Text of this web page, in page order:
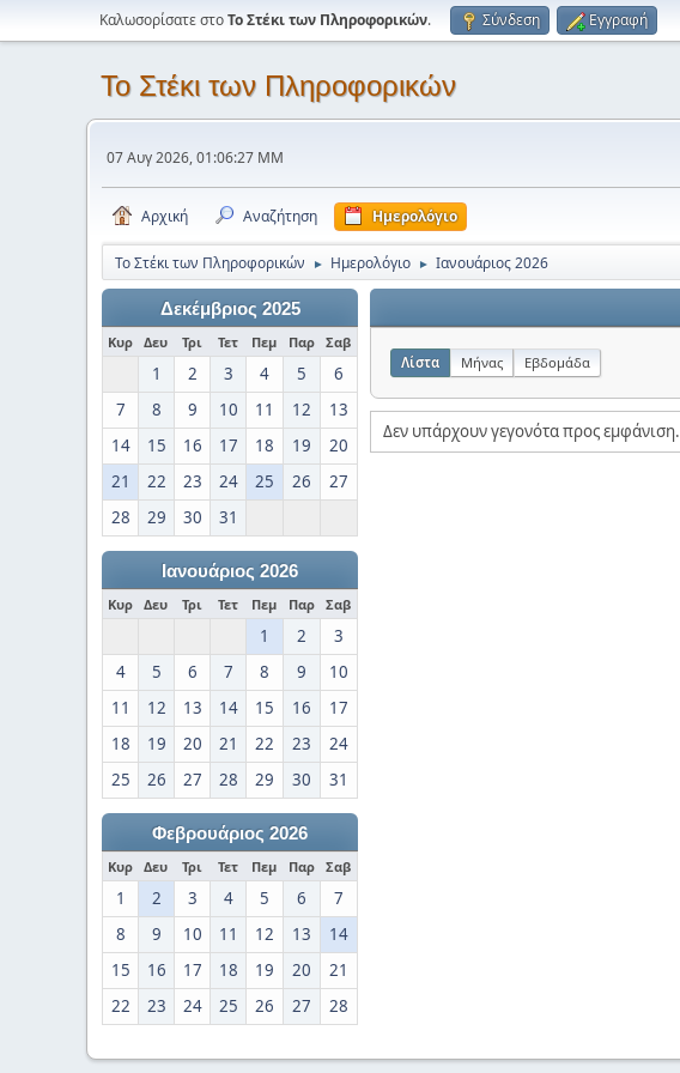
Καλωσορίσατε στοΤο Στέκι των Πληροφορικών. Σύνδεση Εγγραφή
Το Στέκι των Πληροφορικών
07 Αυγ 2026, 01:06:27 ΜΜ
Αρχική Αναζήτηση Ημερολόγιο
Το Στέκι των Πληροφορικών ► Ημερολόγιο ► Ιανουάριος 2026
Δεκέμβριος 2025
Κυρ Δευ Τρι Τετ Πεμ Παρ Σαβ
1 2 3 4 5
6
7
8 9 10 11 12
13
14
15 16 17 18 19
20
21
22 23 24 25 26
27
28
29 30 31
Ιανουάριος 2026
Κυρ Δευ Τρι Τετ Πεμ Παρ Σαβ
1 2
3
4
5 6 7 8 9
10
11
12 13 14 15 16
17
18
19 20 21 22 23
24
25
26 27 28 29 30 31
Φεβρουάριος 2026
Κυρ Δευ Τρι Τετ Πεμ Παρ Σαβ
1 2 3 4 5 6
7
8
9 10 11 12 13
14
15
16 17 18 19 20
21
22
23 24 25 26 27 28
Λίστα Μήνας Εβδομάδα
Δεν υπάρχουν γεγονότα προς εμφάνιση.